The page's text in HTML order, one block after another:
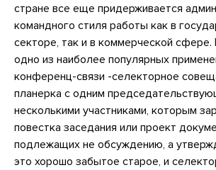
стране все еще придерживается
командного стиля работы как в
секторе, так и в коммерческой сфере.
одно из наиболее популярных
конференц-связи -селекторное
планерка с одним
несколькими участниками, которым
повестка заседания или проект
подлежащих не обсуждению, а
это хорошо забытое старое, и